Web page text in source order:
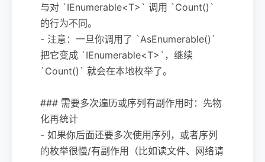
与对 `IEnumerable<T>` 调用 `Count()`
的行为不同。
- 注意：一旦你调用了 `AsEnumerable()`
把它变成 `IEnumerable<T>`，继续
`Count()` 就会在本地枚举了。
### 需要多次遍历或序列有副作用时：先物
化再统计
- 如果你后面还要多次使用序列，或者序列
的枚举很慢/有副作用（比如读文件、网络请